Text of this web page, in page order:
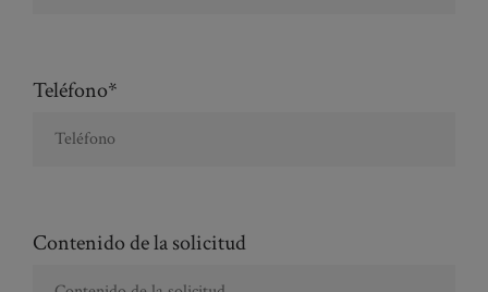
Teléfono*
Contenido de la solicitud